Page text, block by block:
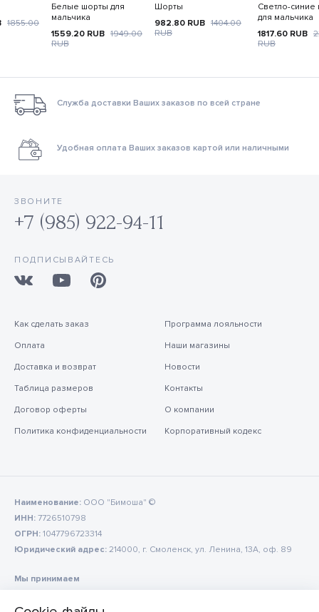
1855.00
Белые шорты для
мальчика
1559.20 RUB 1949.00
RUB
Шорты
982.80 RUB 1404.00
RUB
Светло-
для мальчика
1817.60 RUB
RUB
Служба доставки Ваших заказов по всей стране
Удобная оплата Ваших заказов картой или наличными
ЗВОНИТЕ
+7 (985) 922-94-11
ПОДПИСЫВАЙТЕСЬ
Как сделать заказ
Оплата
Доставка и возврат
Таблица размеров
Договор оферты
Политика конфиденциальности
Программа лояльности
Наши магазины
Новости
Контакты
О компании
Корпоративный кодекс
Наименование: ООО "Бимоша" ©
ИНН: 7726510798
ОГРН: 1047796723314
Юридический адрес: 214000, г. Смоленск, ул. Ленина, 13А, оф. 89
Мы принимаем